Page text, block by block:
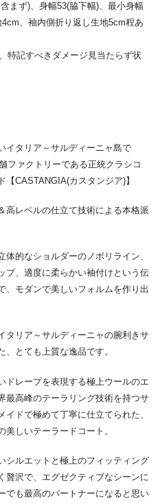
まず)、身幅53(脇下幅)、最小身幅
、袖内側折り返し生地5cm程あ
特記すべきダメージ見当たらず状
イタリア～サルディーニャ島で
ファクトリーである正統クラシコ
CASTANGIA(カスタンジア)】
高レベルの仕立て技術による本格派
的なショルダーのノボリライン、
プ、適度に柔らかい袖付けという伝
、モダンで美しいフォルムを作り出
タリア～サルディーニャの腕利きサ
とても上質な逸品です。
ドレープを表現する極上ウールのエ
最高峰のテーラリング技術を持つサ
ドで極めて丁寧に仕立てられた、
美しいテーラードコート。
シルエットと極上のフィッティング
贅沢で、エグゼクティブなシーンに
でも最高のパートナーになると思い